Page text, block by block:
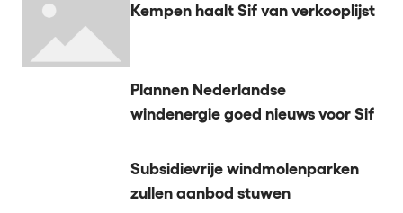
Kempen haalt Sif van verkooplijst
Plannen Nederlandse
windenergie goed nieuws voor Sif
Subsidievrije windmolenparken
zullen aanbod stuwen